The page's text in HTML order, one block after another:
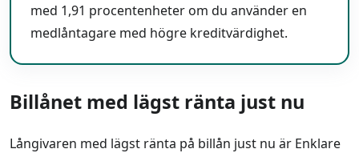
med 1,91 procentenheter om du använder en
medlåntagare med högre kreditvärdighet.
Billånet med lägst ränta just nu
Långivaren med lägst ränta på billån just nu är Enklare